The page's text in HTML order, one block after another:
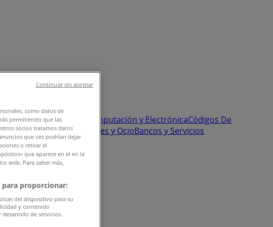
y Construcción Computación y ElectrónicaCódigos De
y Pastelerías Viajes y OcioBancos y Servicios
como datos de
permitiendo que las
socios tratamos datos
que ves podrían dejar
o retirar el
que aparece en el en la
web. Para saber más,
proporcionar:
del dispositivo para su
y contenido
de servicios.
Continuar sin aceptar